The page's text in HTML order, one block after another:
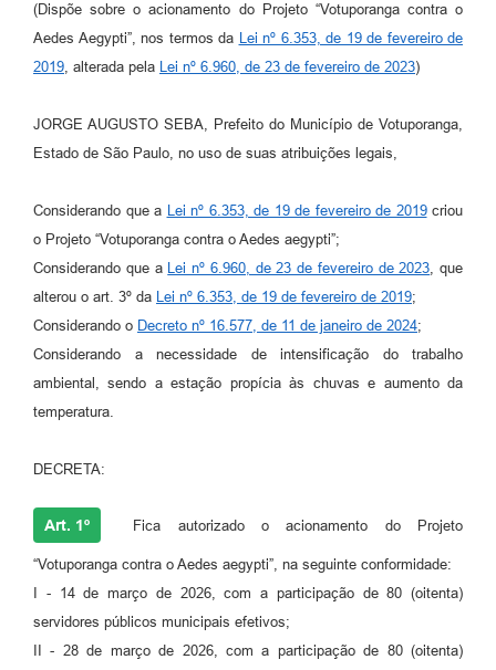
Transparência
Audiências Públicas
Links
Emprega
Contato
(Dispõe sobre o acionamento do Projeto “Votuporanga contra o
Aedes Aegypti”, nos termos da Lei nº 6.353, de 19 de fevereiro de
2019, alterada pela Lei nº 6.960, de 23 de fevereiro de 2023)
JORGE AUGUSTO SEBA, Prefeito do Município de Votuporanga,
Estado de São Paulo, no uso de suas atribuições legais,
Considerando que a Lei nº 6.353, de 19 de fevereiro de 2019criou
o Projeto “Votuporanga contra o Aedes aegypti”;
Considerando que a Lei nº 6.960, de 23 de fevereiro de 2023, que
alterou o art. 3º da Lei nº 6.353, de 19 de fevereiro de 2019;
Considerando o Decreto nº 16.577, de 11 de janeiro de 2024;
Considerando a necessidade de intensificação do trabalho
ambiental, sendo a estação propícia às chuvas e aumento da
temperatura.
DECRETA:
Art. 1º Fica autorizado o acionamento do Projeto
“Votuporanga contra o Aedes aegypti”, na seguinte conformidade:
I - 14 de março de 2026, com a participação de 80 (oitenta)
servidores públicos municipais efetivos;
II - 28 de março de 2026, com a participação de 80 (oitenta)